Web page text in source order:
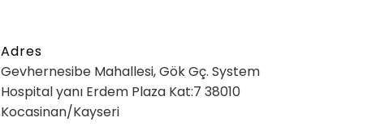
Adres
Gevhernesibe Mahallesi, Gök Gç. System
Hospital yanı Erdem Plaza Kat:7 38010
Kocasinan/Kayseri